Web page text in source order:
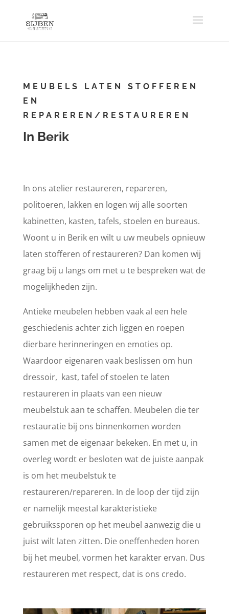
MEUBELS LATEN STOFFEREN
EN
REPAREREN/RESTAUREREN
In Berik
In ons atelier restaureren, repareren,
politoeren, lakken en logen wij alle soorten
kabinetten, kasten, tafels, stoelen en bureaus.
Woont u in Berik en wilt u uw meubels opnieuw
laten stofferen of restaureren? Dan komen wij
graag bij u langs om met u te bespreken wat de
mogelijkheden zijn.
Antieke meubelen hebben vaak al een hele
geschiedenis achter zich liggen en roepen
dierbare herinneringen en emoties op.
Waardoor eigenaren vaak beslissen om hun
dressoir, kast, tafel of stoelen te laten
restaureren in plaats van een nieuw
meubelstuk aan te schaffen. Meubelen die ter
restauratie bij ons binnenkomen worden
samen met de eigenaar bekeken. En met u, in
overleg wordt er besloten wat de juiste aanpak
is om het meubelstuk te
restaureren/repareren. In de loop der tijd zijn
er namelijk meestal karakteristieke
gebruikssporen op het meubel aanwezig die u
juist wilt laten zitten. Die oneffenheden horen
bij het meubel, vormen het karakter ervan. Dus
restaureren met respect, dat is ons credo.